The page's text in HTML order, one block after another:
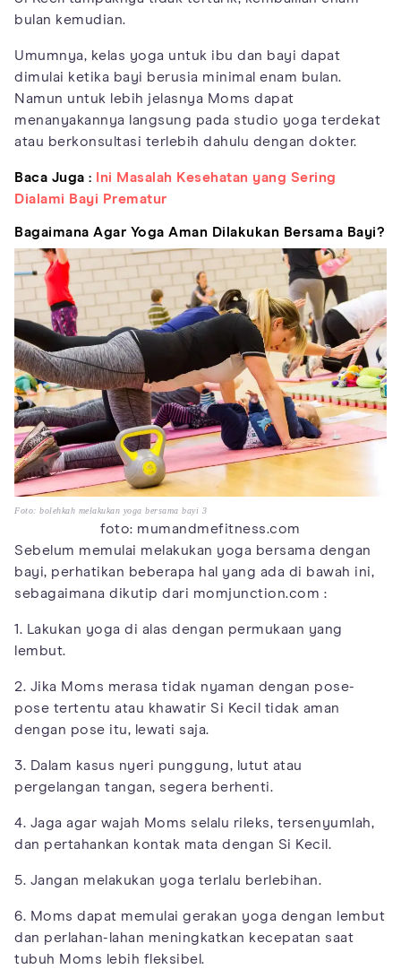
bulan kemudian.
Umumnya, kelas yoga untuk ibu dan bayi dapat
dimulai ketika bayi berusia minimal enam bulan.
Namun untuk lebih jelasnya Moms dapat
menanyakannya langsung pada studio yoga terdekat
atau berkonsultasi terlebih dahulu dengan dokter.
Baca Juga :
Ini Masalah Kesehatan yang Sering
Dialami Bayi Prematur
Bagaimana Agar Yoga Aman Dilakukan Bersama Bayi?
Foto: bolehkah melakukan yoga bersama bayi 3
foto: mumandmefitness.com
Sebelum memulai melakukan yoga bersama dengan
bayi, perhatikan beberapa hal yang ada di bawah ini,
sebagaimana dikutip dari momjunction.com :
1. Lakukan yoga di alas dengan permukaan yang
lembut.
2. Jika Moms merasa tidak nyaman dengan pose-
pose tertentu atau khawatir Si Kecil tidak aman
dengan pose itu, lewati saja.
3. Dalam kasus nyeri punggung, lutut atau
pergelangan tangan, segera berhenti.
4. Jaga agar wajah Moms selalu rileks, tersenyumlah,
dan pertahankan kontak mata dengan Si Kecil.
5. Jangan melakukan yoga terlalu berlebihan.
6. Moms dapat memulai gerakan yoga dengan lembut
dan perlahan-lahan meningkatkan kecepatan saat
tubuh Moms lebih fleksibel.